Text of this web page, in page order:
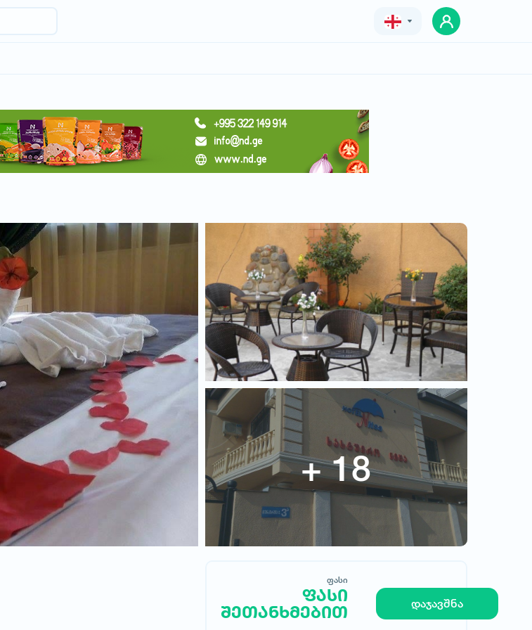
მოითხოვე სასტუმრო
სასტუმრო ნიცა
ფასი
ფასი შეთანხმებით
მოითხოვე სასტუმრო
ფასი
ფასი
შეთანხმებით
დაჯავშნა